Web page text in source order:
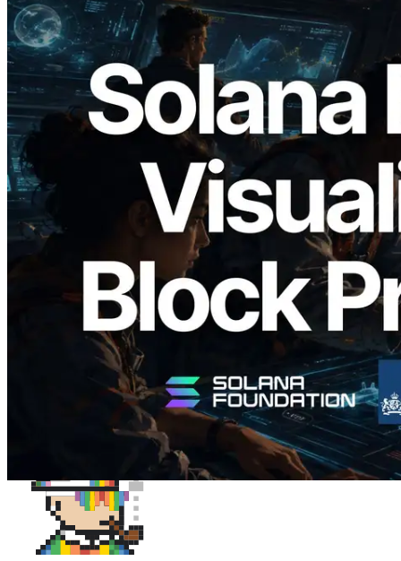
2026.05.24
Validators Solutions veröffentlicht Solana
Block Analyzer – Visualisierung der
Blockproduktionszeit pro Slot und der
zugewiesenen Validatoren
Lesen Sie diesen Artikel